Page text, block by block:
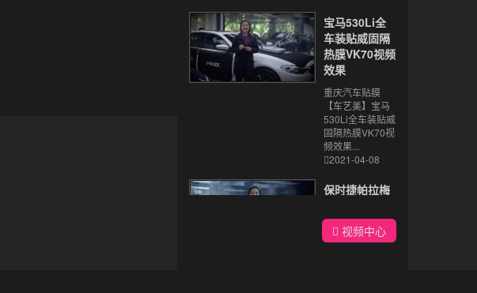
宝马530Li全
车装贴威固隔
热膜VK70视频
效果
重庆汽车贴膜
【车艺美】宝马
530Li全车装贴威
固隔热膜VK70视
频效果...
2021-04-08
保时捷帕拉梅
形车衣视频效
果 视频中心